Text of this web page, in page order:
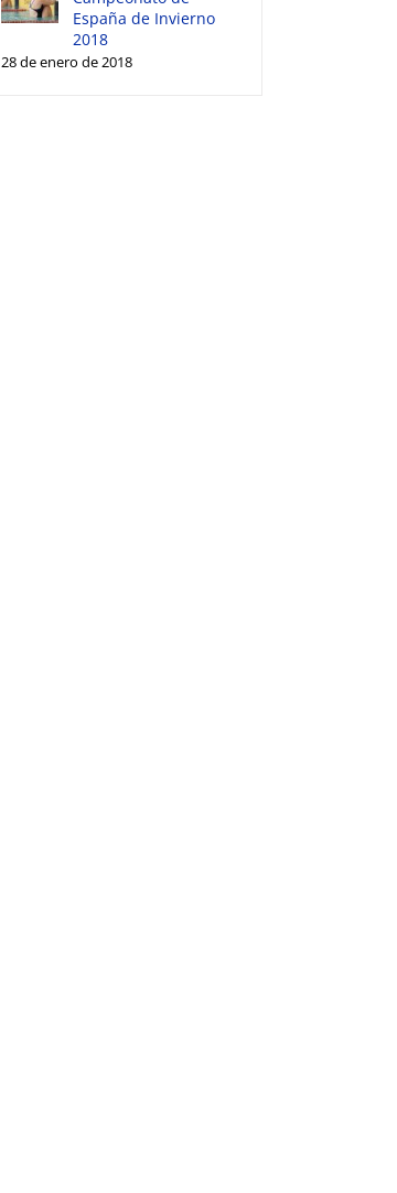
España de Invierno
2018
28 de enero de 2018